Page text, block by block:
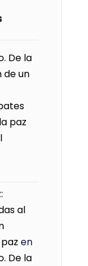
De la
de un
paz
al
en
De la